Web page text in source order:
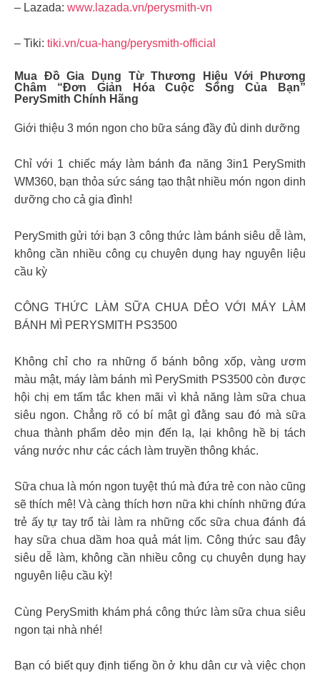
– Lazada: www.lazada.vn/perysmith-vn
– Tiki: tiki.vn/cua-hang/perysmith-official
Mua Đồ Gia Dụng Từ Thương Hiệu Với Phương
Châm “Đơn Giản Hóa Cuộc Sống Của Bạn”
PerySmith Chính Hãng
Giới thiệu 3 món ngon cho bữa sáng đầy đủ dinh dưỡng
Chỉ với 1 chiếc máy làm bánh đa năng 3in1 PerySmith
WM360, bạn thỏa sức sáng tạo thật nhiều món ngon dinh
dưỡng cho cả gia đình!
PerySmith gửi tới bạn 3 công thức làm bánh siêu dễ làm,
không cần nhiều công cụ chuyên dụng hay nguyên liệu
cầu kỳ
CÔNG THỨC LÀM SỮA CHUA DẺO VỚI MÁY LÀM
BÁNH MÌ PERYSMITH PS3500
Không chỉ cho ra những ổ bánh bông xốp, vàng ươm
màu mật, máy làm bánh mì PerySmith PS3500 còn được
hội chị em tấm tắc khen mãi vì khả năng làm sữa chua
siêu ngon. Chẳng rõ có bí mật gì đằng sau đó mà sữa
chua thành phẩm dẻo mịn đến lạ, lại không hề bị tách
váng nước như các cách làm truyền thông khác.
Sữa chua là món ngon tuyệt thú mà đứa trẻ con nào cũng
sẽ thích mê! Và càng thích hơn nữa khi chính những đứa
trẻ ấy tự tay trổ tài làm ra những cốc sữa chua đánh đá
hay sữa chua dầm hoa quả mát lịm. Công thức sau đây
siêu dễ làm, không cần nhiều công cụ chuyên dụng hay
nguyên liệu cầu kỳ!
Cùng PerySmith khám phá công thức làm sữa chua siêu
ngon tại nhà nhé!
Bạn có biết quy định tiếng ồn ở khu dân cư và việc chọn